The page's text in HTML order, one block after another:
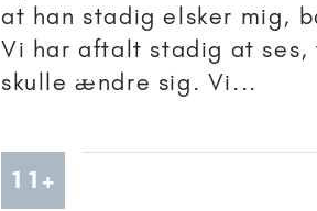
at han stadig elsker mig,
Vi har aftalt stadig at ses,
skulle ændre sig. Vi...
11+